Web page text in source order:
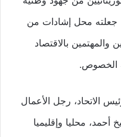
جعلته محل إشادات من
بالاقتصاد
الخصوص.
الاتحاد، رجل الأعمال
أحمد، محليا وإقليميا